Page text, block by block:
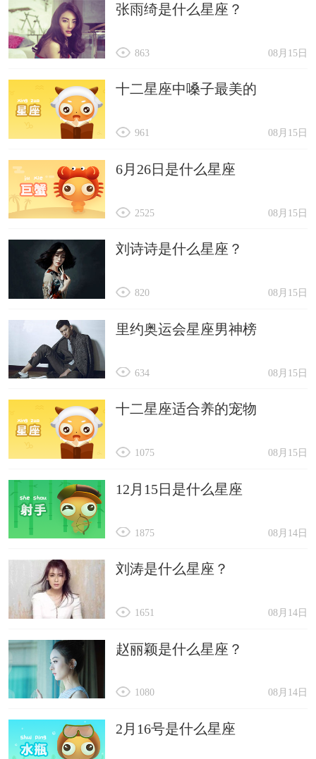
张雨绮是什么星座？
08月15日
863
十二星座中嗓子最美的
08月15日
961
6月26日是什么星座
08月15日
2525
刘诗诗是什么星座？
08月15日
820
里约奥运会星座男神榜
08月15日
634
十二星座适合养的宠物
08月15日
1075
12月15日是什么星座
08月14日
1875
刘涛是什么星座？
08月14日
1651
赵丽颖是什么星座？
08月14日
1080
2月16号是什么星座